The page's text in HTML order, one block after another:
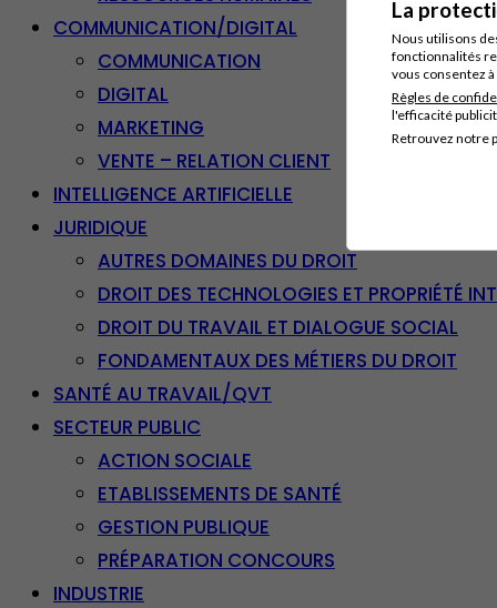
La
Nous utilisons
fonctionnalités
vous consentez
Règles de
l'efficacité
Retrouvez notre
COMMUNICATION/DIGITAL
COMMUNICATION
DIGITAL
MARKETING
VENTE – RELATION CLIENT
INTELLIGENCE ARTIFICIELLE
JURIDIQUE
AUTRES DOMAINES DU DROIT
DROIT DES TECHNOLOGIES ET PROPRIÉTÉ
DROIT DU TRAVAIL ET DIALOGUE SOCIAL
FONDAMENTAUX DES MÉTIERS DU DROIT
SANTÉ AU TRAVAIL/QVT
SECTEUR PUBLIC
ACTION SOCIALE
ETABLISSEMENTS DE SANTÉ
GESTION PUBLIQUE
PRÉPARATION CONCOURS
INDUSTRIE